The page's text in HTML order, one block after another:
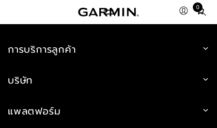
0
Total
items
cart:
การบริการลูกค้า
บริษัท
แพลตฟอร์ม